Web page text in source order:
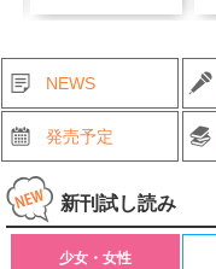
NEWS
発売予定
新刊試し読み
少女・女性